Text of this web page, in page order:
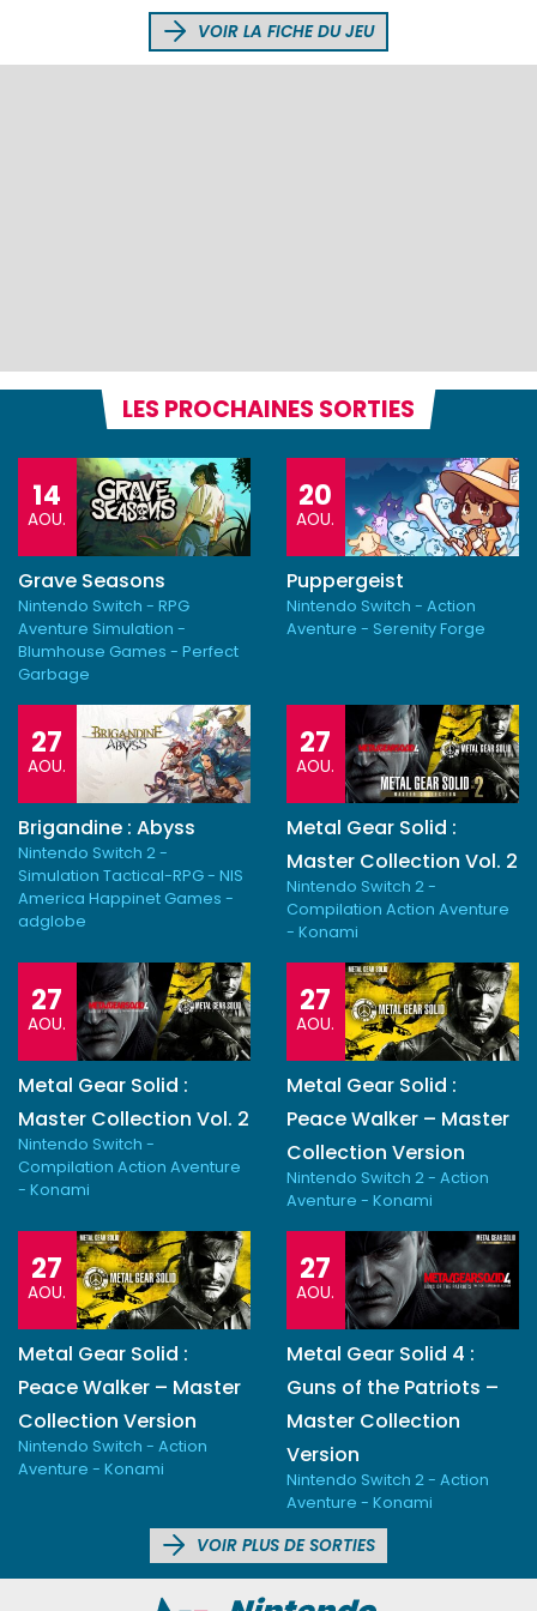
VOIR LA FICHE DU JEU
LES PROCHAINES SORTIES
14
AOU.
Grave Seasons
Nintendo Switch - RPG
Aventure Simulation -
Blumhouse Games - Perfect
Garbage
20
AOU.
Puppergeist
Nintendo Switch - Action
Aventure - Serenity Forge
27
AOU.
Brigandine : Abyss
Nintendo Switch 2 -
Simulation Tactical-RPG - NIS
America Happinet Games -
adglobe
27
AOU.
Metal Gear Solid :
Master Collection Vol. 2
Nintendo Switch 2 -
Compilation Action Aventure
- Konami
27
AOU.
Metal Gear Solid :
Master Collection Vol. 2
Nintendo Switch -
Compilation Action Aventure
- Konami
27
AOU.
Metal Gear Solid :
Peace Walker – Master
Collection Version
Nintendo Switch 2 - Action
Aventure - Konami
27
AOU.
Metal Gear Solid :
Peace Walker – Master
Collection Version
Nintendo Switch - Action
Aventure - Konami
27
AOU.
Metal Gear Solid 4 :
Guns of the Patriots –
Master Collection
Version
Nintendo Switch 2 - Action
Aventure - Konami
VOIR PLUS DE SORTIES